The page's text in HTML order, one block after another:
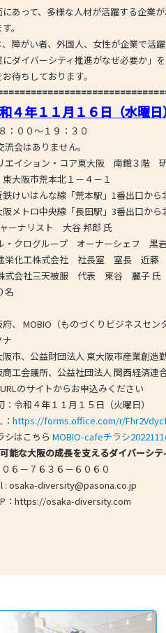
あって、多様な人材が活躍する企業
。
障がい者、外国人、女性が企業で活
ダイバーシティ推進がなぜ必要か」を
お待ちしております。
４年１１月１６ 日（水曜日
～１９：３０
りません。
イション・コア東大阪 南館３階
本北１－４－１
な線「荒本駅」1番出口から北
トロ中央線「長田駅」3番出口から
ャーナリスト 大谷 邦郎 氏
ループ オーナーシェフ 黒
式会社 社長室 室長 近藤
天被服 代表 東谷 麗子 氏
名
MOBIO（ものづくりビジネスセンタ
市、公益財団法人 東大阪市産業創造
工会議所、公益社団法人 関西経済連
URLのサイトからお申込みください
年１１月１５日（火曜日）
https://forms.office.com/r/
ちらMOBIO-cafeチラシ
能な大阪の成長を支えるダイバーシテ
７６３６－６０６０
diversity@pasona.co.jp
osaka-diversity.com